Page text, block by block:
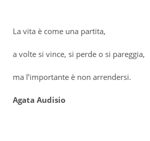
La vita è come una partita,
a volte si vince, si perde o si pareggia,
ma l’importante è non arrendersi.
Agata Audisio